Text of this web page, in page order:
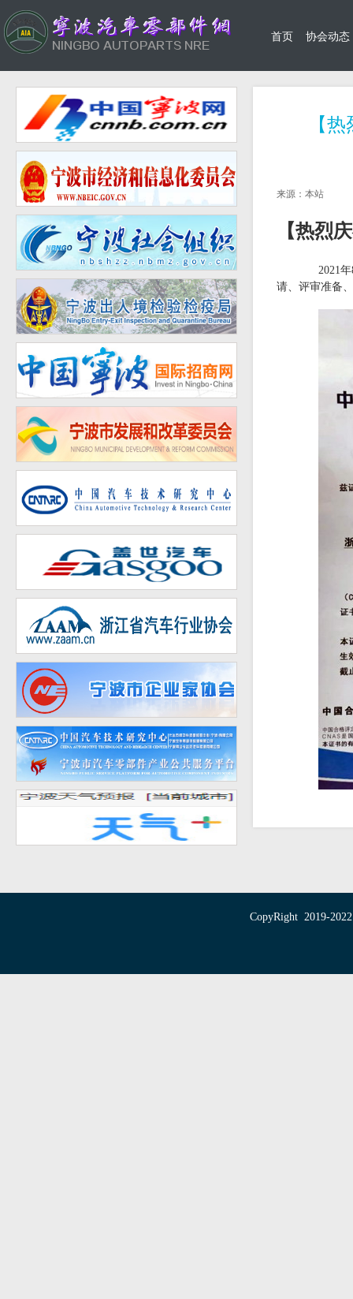
首页 协会动态
【
来源：本站
【热烈
2021
请、评审准备
CopyRight 2019-